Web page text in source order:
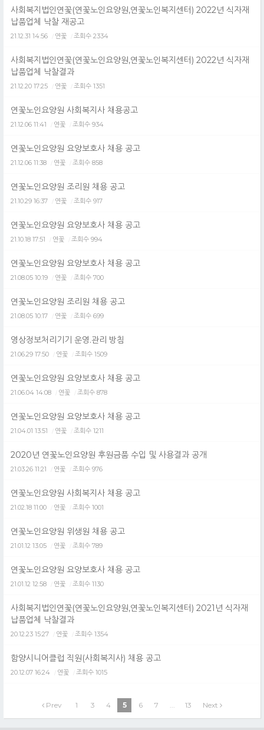
사회복지법인연꽃(연꽃노인요양원,연꽃노인복지센터) 2022년 식자재
납품업체 낙찰 재공고
21.12.31 14:56 연꽃 조회수 2334
사회복지법인연꽃(연꽃노인요양원,연꽃노인복지센터) 2022년 식자재
납품업체 낙찰결과
21.12.20 17:25 연꽃 조회수 1351
연꽃노인요양원 사회복지사 채용공고
21.12.06 11:41 연꽃 조회수 934
연꽃노인요양원 요양보호사 채용 공고
21.12.06 11:38 연꽃 조회수 858
연꽃노인요양원 조리원 채용 공고
21.10.29 16:37 연꽃 조회수 917
연꽃노인요양원 요양보호사 채용 공고
21.10.18 17:51 연꽃 조회수 994
연꽃노인요양원 요양보호사 채용 공고
21.08.05 10:19 연꽃 조회수 700
연꽃노인요양원 조리원 채용 공고
21.08.05 10:17 연꽃 조회수 699
영상정보처리기기 운영.관리 방침
21.06.29 17:50 연꽃 조회수 1509
연꽃노인요양원 요양보호사 채용 공고
21.06.04 14:08 연꽃 조회수 878
연꽃노인요양원 요양보호사 채용 공고
21.04.01 13:51 연꽃 조회수 1211
2020년 연꽃노인요양원 후원금품 수입 및 사용결과 공개
21.03.26 11:21 연꽃 조회수 976
연꽃노인요양원 사회복지사 채용 공고
21.02.18 11:00 연꽃 조회수 1001
연꽃노인요양원 위생원 채용 공고
21.01.12 13:05 연꽃 조회수 789
연꽃노인요양원 요양보호사 채용 공고
21.01.12 12:58 연꽃 조회수 1130
사회복지법인연꽃(연꽃노인요양원,연꽃노인복지센터) 2021년 식자재
납품업체 낙찰결과
20.12.23 15:27 연꽃 조회수 1354
함양시니어클럽 직원(사회복지사) 채용 공고
20.12.07 16:24 연꽃 조회수 1015
Prev 1 3 4 5 6 7 ... 13 Next